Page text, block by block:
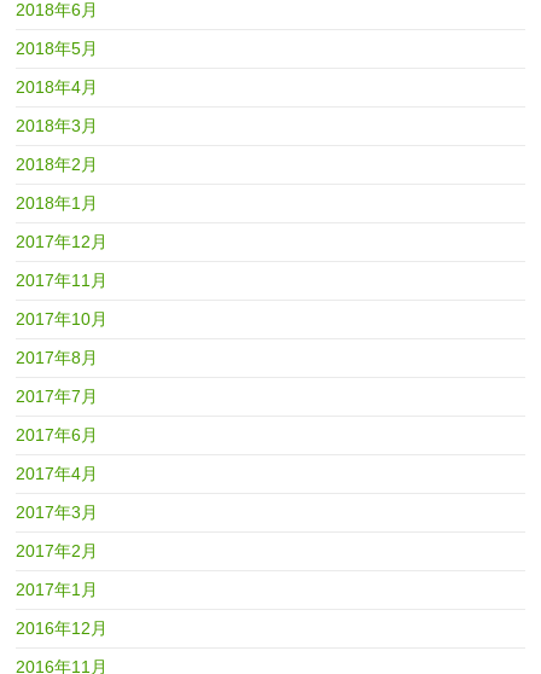
2018年6月
2018年5月
2018年4月
2018年3月
2018年2月
2018年1月
2017年12月
2017年11月
2017年10月
2017年8月
2017年7月
2017年6月
2017年4月
2017年3月
2017年2月
2017年1月
2016年12月
2016年11月